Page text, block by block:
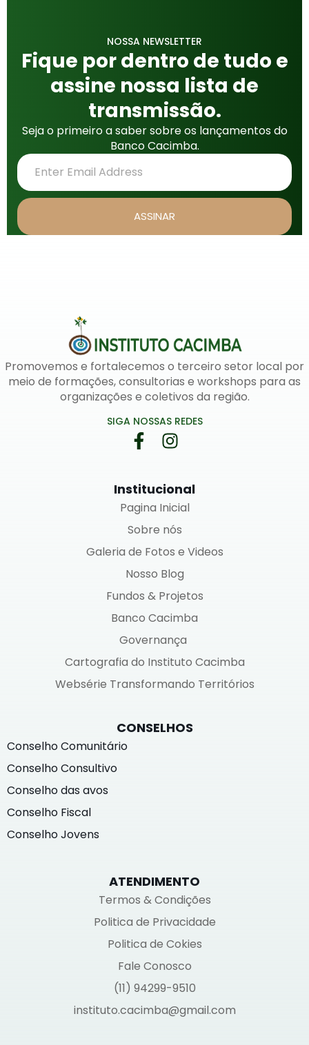
NOSSA NEWSLETTER
Fique por dentro de tudo e
assine nossa lista de
transmissão.
Seja o primeiro a saber sobre os lançamentos do
Banco Cacimba.
ASSINAR
Promovemos e fortalecemos o terceiro setor local por
meio de formações, consultorias e workshops para as
organizações e coletivos da região.
SIGA NOSSAS REDES
Institucional
Pagina Inicial
Sobre nós
Galeria de Fotos e Videos
Nosso Blog
Fundos & Projetos
Banco Cacimba
Governança
Cartografia do Instituto Cacimba
Websérie Transformando Territórios
CONSELHOS
Conselho Comunitário
Conselho Consultivo
Conselho das avos
Conselho Fiscal
Conselho Jovens
ATENDIMENTO
Termos & Condições
Politica de Privacidade
Politica de Cokies
Fale Conosco
(11) 94299-9510
instituto.cacimba@gmail.com